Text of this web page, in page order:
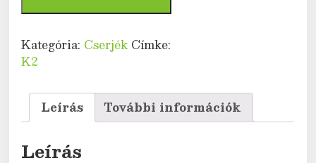
Kategória: Cserjék Címke:
K2
Leírás További információk
Leírás